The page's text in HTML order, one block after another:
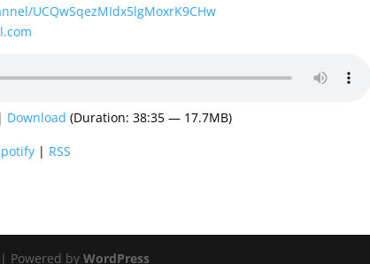
UCQwSqezMIdx5lgMoxrK9CHw
| Download (Duration: 38:35 — 17.7MB)
| RSS
| Powered by WordPress